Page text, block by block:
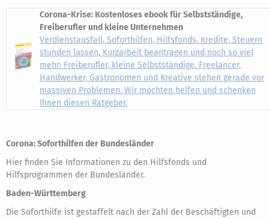
Corona-Krise: Kostenloses ebook für Selbstständige,
Freiberufler und kleine Unternehmen
Verdienstausfall, Soforthilfen, Hilfsfonds, Kredite, Steuern
stunden lassen, Kurzarbeit beantragen und noch so viel
mehr: Freiberufler, kleine Selbstständige, Freelancer,
Handwerker, Gastronomen und Kreative stehen gerade vor
massiven Problemen. Wir möchten helfen und schenken
Ihnen diesen Ratgeber.
Corona: Soforthilfen der Bundesländer
Hier finden Sie Informationen zu den Hilfsfonds und
Hilfsprogrammen der Bundesländer.
Baden-Württemberg
Die Soforthilfe ist gestaffelt nach der Zahl der Beschäftigten und